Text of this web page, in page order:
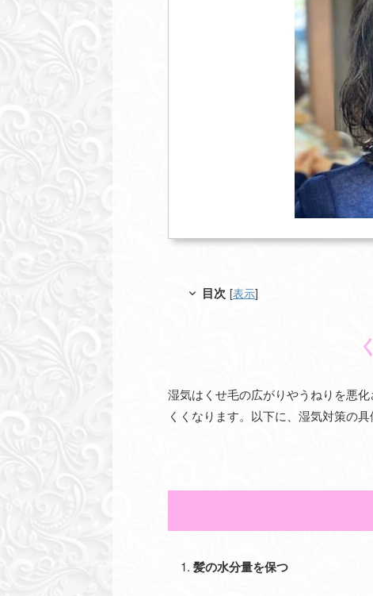
目次 [表示]
湿気はくせ毛の広がりやうねりを悪
くくなります。以下に、湿気対策の
髪の水分量を保つ